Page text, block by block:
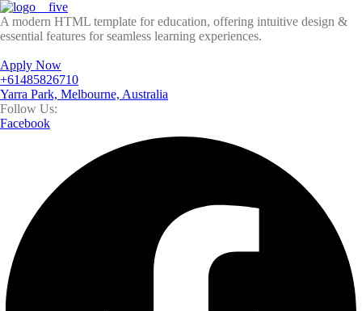
A modern HTML template for education, offering intuitive design &
essential features for seamless learning experiences.
Apply Now
+61485826710
Yarra Park, Melbourne, Australia
Follow Us:
Facebook